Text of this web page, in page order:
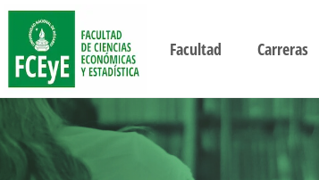
Facultad Carreras